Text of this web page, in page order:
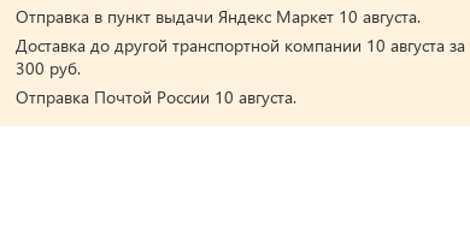
Отправка в пункт выдачи Яндекс Маркет 10 августа.
Доставка до другой транспортной компании 10 августа за
300 руб.
Отправка Почтой России 10 августа.